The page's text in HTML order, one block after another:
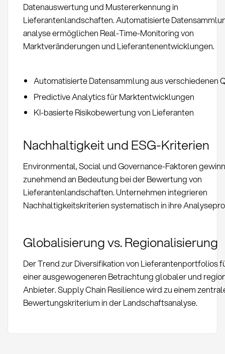
Datenauswertung und Mustererkennung in
Lieferantenlandschaften. Automatisierte
analyse ermöglichen Real-Time-Monitoring von
Marktveränderungen und Lieferantenentwicklungen.
Automatisierte Datensammlung aus verschiedenen
Predictive Analytics für Marktentwicklungen
KI-basierte Risikobewertung von Lieferanten
Nachhaltigkeit und ESG-Kriterien
Environmental, Social und Governance-Faktoren
zunehmend an Bedeutung bei der Bewertung von
Lieferantenlandschaften. Unternehmen integrieren
Nachhaltigkeitskriterien systematisch in ihre
Globalisierung vs. Regionalisierung
Der Trend zur Diversifikation von Lieferantenportfolios
einer ausgewogeneren Betrachtung globaler und
Anbieter. Supply Chain Resilience wird zu einem
Bewertungskriterium in der Landschaftsanalyse.